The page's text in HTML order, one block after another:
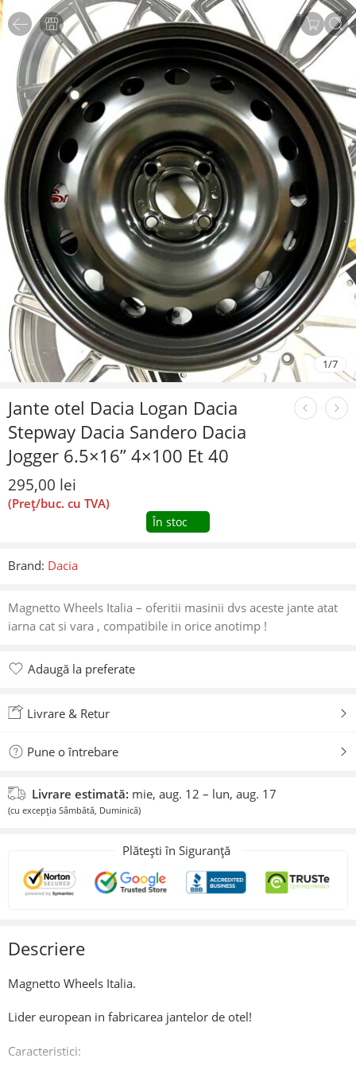
1/7
Jante otel Dacia Logan Dacia
Stepway Dacia Sandero Dacia
Jogger 6.5×16” 4×100 Et 40
295,00 lei
(Preț/buc. cu TVA)
În stoc
Brand: Dacia
Magnetto Wheels Italia – oferitii masinii dvs aceste jante atat
iarna cat si vara , compatibile in orice anotimp !
Adaugă la preferate
Livrare & Retur
Pune o întrebare
Livrare estimată: mie, aug. 12 – lun, aug. 17
(cu excepția Sâmbătă, Duminică)
Plătești în Siguranță
Descriere
Magnetto Wheels Italia.
Lider european in fabricarea jantelor de otel!
Caracteristici: